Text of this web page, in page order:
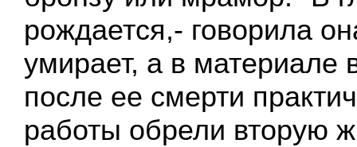
рождается,- говорила
умирает, а в материале
после ее смерти
работы обрели вторую